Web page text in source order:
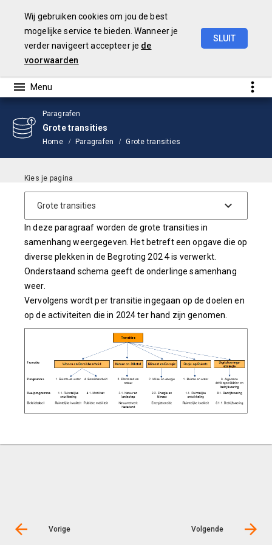
Wij gebruiken cookies om jou de best
mogelijke service te bieden. Wanneer je
verder navigeert accepteer je de
voorwaarden
SLUIT
Paragrafen
Grote transities
Home Paragrafen Grote transities
Inleiding
In deze paragraaf worden de grote transities in
samenhang weergegeven. Het betreft een opgave die op
diverse plekken in de Begroting 202 4is verwerkt.
Onderstaand schema geeft de onderlinge samenhang
weer.
Vervolgens wordt per transitie ingegaan op de doelen en
op de activiteiten die in 2024 ter hand zijn genomen.
Vorige Volgende